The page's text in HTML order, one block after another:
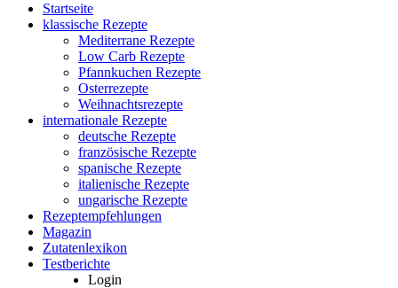
Startseite
klassische Rezepte
Mediterrane Rezepte
Low Carb Rezepte
Pfannkuchen Rezepte
Osterrezepte
Weihnachtsrezepte
internationale Rezepte
deutsche Rezepte
französische Rezepte
spanische Rezepte
italienische Rezepte
ungarische Rezepte
Rezeptempfehlungen
Magazin
Zutatenlexikon
Testberichte
Login